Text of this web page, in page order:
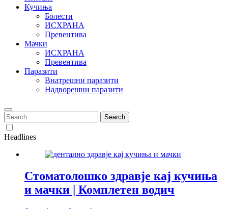
Кучиња
Болести
ИСХРАНА
Превентива
Мачки
ИСХРАНА
Превентива
Паразити
Внатрешни паразити
Надворешни паразити
Search
for:
Headlines
Стоматолошко здравје кај кучиња
и мачки | Комплетен водич